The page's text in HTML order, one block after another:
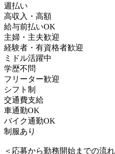
週払い
高収入・高額
給与前払いOK
主婦・主夫歓迎
経験者・有資格者歓迎
ミドル活躍中
学歴不問
フリーター歓迎
シフト制
交通費支給
車通勤OK
バイク通勤OK
制服あり
＜応募から勤務開始までの流れ